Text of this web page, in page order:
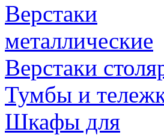
Верстаки
металлические
Верстаки
Тумбы и
Шкафы для